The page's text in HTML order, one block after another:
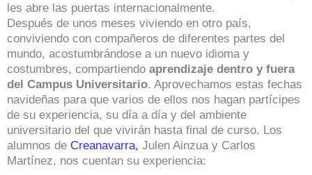
les abre las puertas internacionalmente.
Después de unos meses viviendo en otro país,
conviviendo con compañeros de diferentes partes del
mundo, acostumbrándose a un nuevo idioma y
costumbres, compartiendo aprendizaje dentro y fuera
del Campus Universitario. Aprovechamos estas fechas
navideñas para que varios de ellos nos hagan partícipes
de su experiencia, su día a día y del ambiente
universitario del que vivirán hasta final de curso. Los
alumnos de Creanavarra, Julen Ainzua y Carlos
Martínez, nos cuentan su experiencia: